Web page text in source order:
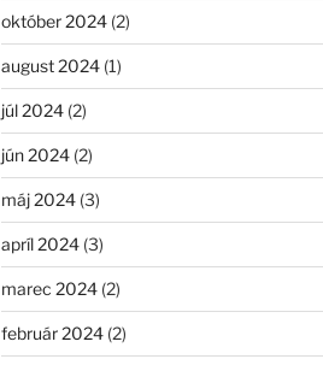
október 2024(2)
august 2024(1)
júl 2024(2)
jún 2024(2)
máj 2024(3)
apríl 2024(3)
marec 2024(2)
február 2024(2)